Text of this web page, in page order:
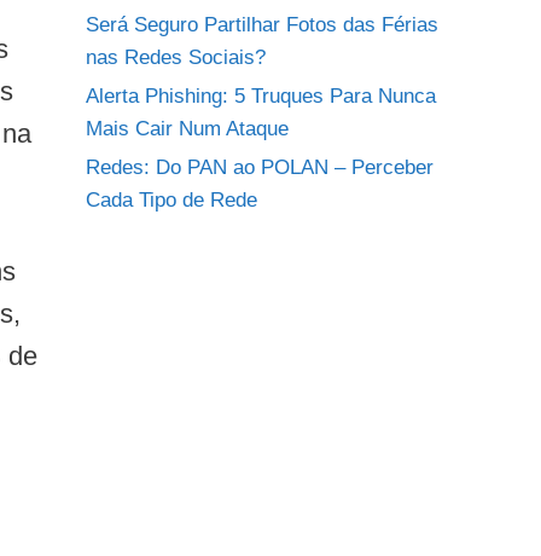
de
Será Seguro Partilhar Fotos das Férias
nas Redes Sociais?
Alerta Phishing: 5 Truques Para Nunca
Mais Cair Num Ataque
Redes: Do PAN ao POLAN – Perceber
Cada Tipo de Rede